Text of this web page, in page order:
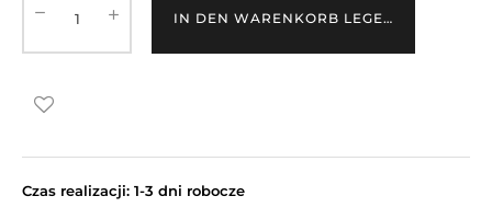
IN DEN WARENKORB LEGEN
Czas realizacji: 1-3 dni robocze